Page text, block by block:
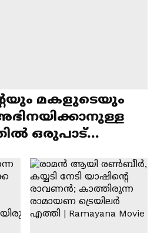
മകളുടെയും
ഒരുപാട്